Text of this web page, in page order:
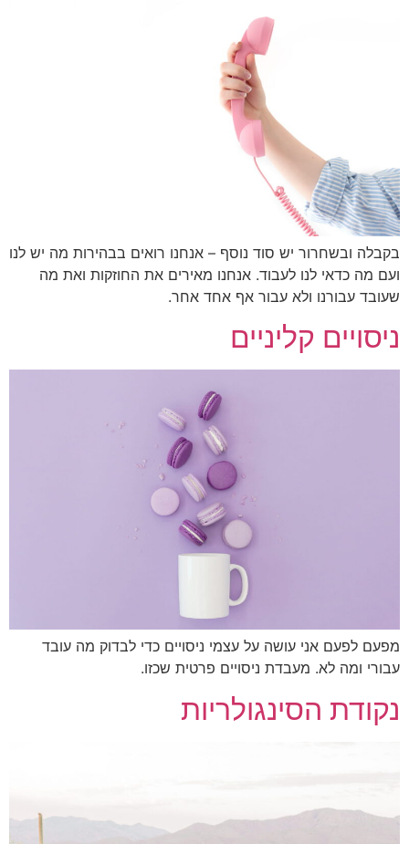
ובשחרור יש סוד נוסף – אנחנו רואים בבהירות מה יש לנו
מה כדאי לנו לעבוד. אנחנו מאירים את החוזקות ואת מה
עבורנו ולא עבור אף אחד אחר.
קליניים
לפעם אני עושה על עצמי ניסויים כדי לבדוק מה עובד
ומה לא. מעבדת ניסויים פרטית שכזו.
הסינגולריות